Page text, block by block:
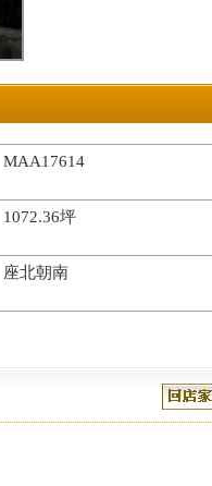
MAA17614
1072.36坪
座北朝南